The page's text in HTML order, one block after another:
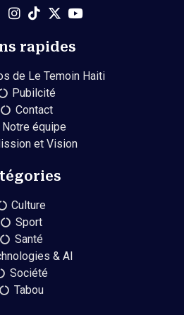
rapides
de Le Temoin Haiti
Pubilcité
Contact
Notre équipe
et Vision
Culture
Sport
Santé
& AI
Société
Tabou